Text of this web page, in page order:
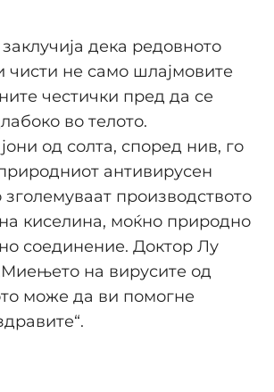
дека редовното
чисти не само шлајмовите
честички пред да се
во телото.
од солта, според нив, го
антивирусен
зголемуваат производството
киселина, моќно природно
соединение. Доктор Лу
на вирусите од
може да ви помогне